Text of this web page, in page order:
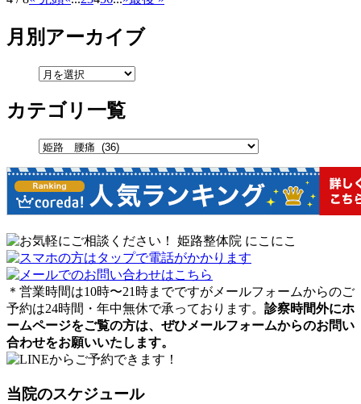
月別アーカイブ
カテゴリ一覧
＊営業時間は10時〜21時までですがメールフォームからのご
予約は24時間・年中無休で承っております。 診察時間外にホ
ームページをご覧の方は、ぜひメールフォームからのお問い
合わせをお願いいたします。
当院のスケジュール